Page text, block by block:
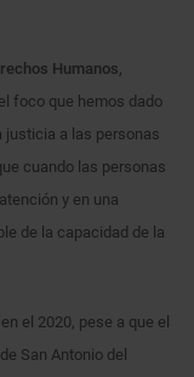
Humanos,
foco que hemos dado
justicia a las personas
cuando las personas
y en una
de la capacidad de la
el 2020, pese a que el
San Antonio del